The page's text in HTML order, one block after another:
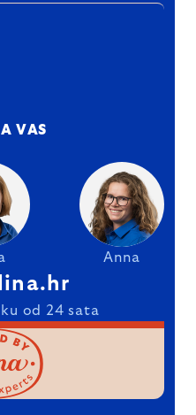
VAS
Anna
od 24 sata